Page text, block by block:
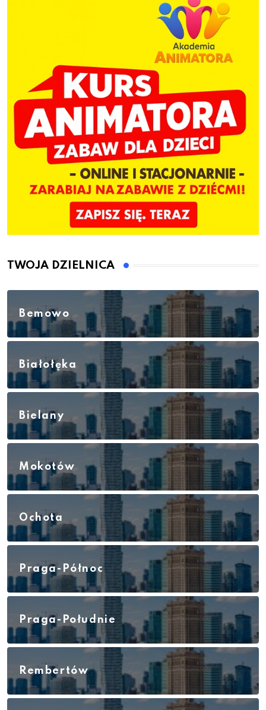
TWOJA DZIELNICA
Bemowo
Białołęka
Bielany
Mokotów
Ochota
Praga-Północ
Praga-Południe
Rembertów